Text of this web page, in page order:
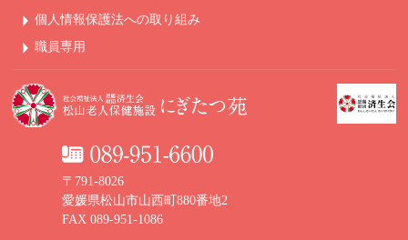
個人情報保護法への取り組み
職員専用
〒791-8026
愛媛県松山市山西町880番地2
FAX 089-951-1086